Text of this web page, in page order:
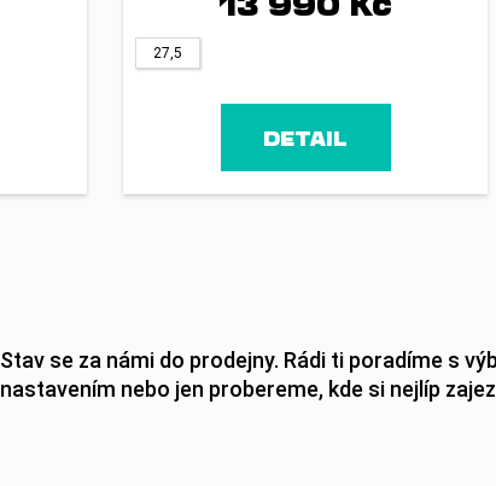
27,5
DETAIL
Stav se za námi do prodejny. Rádi ti poradíme s
nastavením nebo jen probereme, kde si nejlíp